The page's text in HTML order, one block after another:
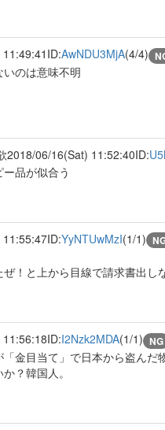
ID:AwNDU3MjA(4/4)
のは意味不明
2018/06/16(Sat) 11:52:40ID:
品が似合う
ID:YyNTUwMzI(1/1)
！と上から目線で請求書出し
ID:I2Nzk2MDA(1/1) NG
金目当て」で日本から盗んだ
？韓国人。